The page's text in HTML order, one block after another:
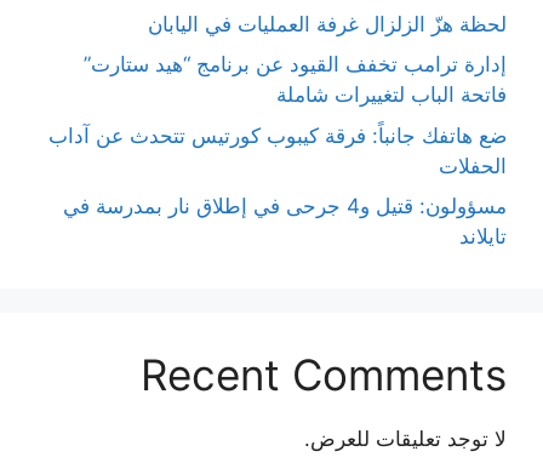
لحظة هزّ الزلزال غرفة العمليات في اليابان
إدارة ترامب تخفف القيود عن برنامج “هيد ستارت”
فاتحة الباب لتغييرات شاملة
ضع هاتفك جانباً: فرقة كيبوب كورتيس تتحدث عن آداب
الحفلات
مسؤولون: قتيل و4 جرحى في إطلاق نار بمدرسة في
تايلاند
Recent Comments
لا توجد تعليقات للعرض.